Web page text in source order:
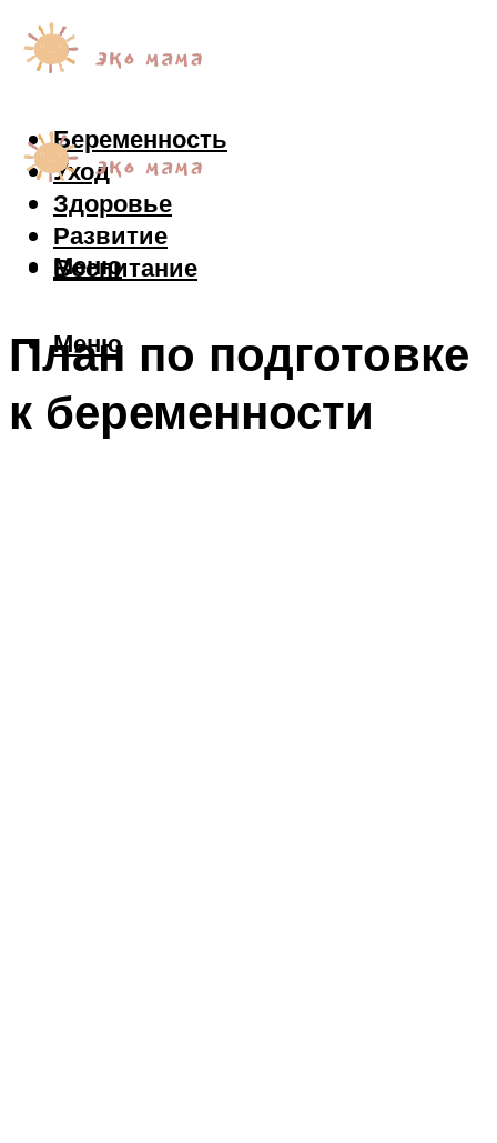
Беременность
Уход
Здоровье
Развитие
Воспитание
Меню
Меню
План по подготовке
к беременности